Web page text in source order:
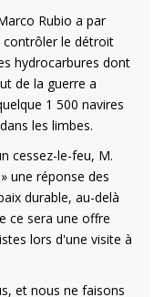
Rubio a par
contrôler le détroit
hydrocarbures dont
de la guerre a
1 500 navires
les limbes.
cessez-le-feu, M.
une réponse des
durable, au-delà
ce sera une offre
lors d'une visite à
et nous ne faisons